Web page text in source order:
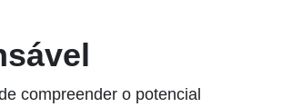
compreender o potencial